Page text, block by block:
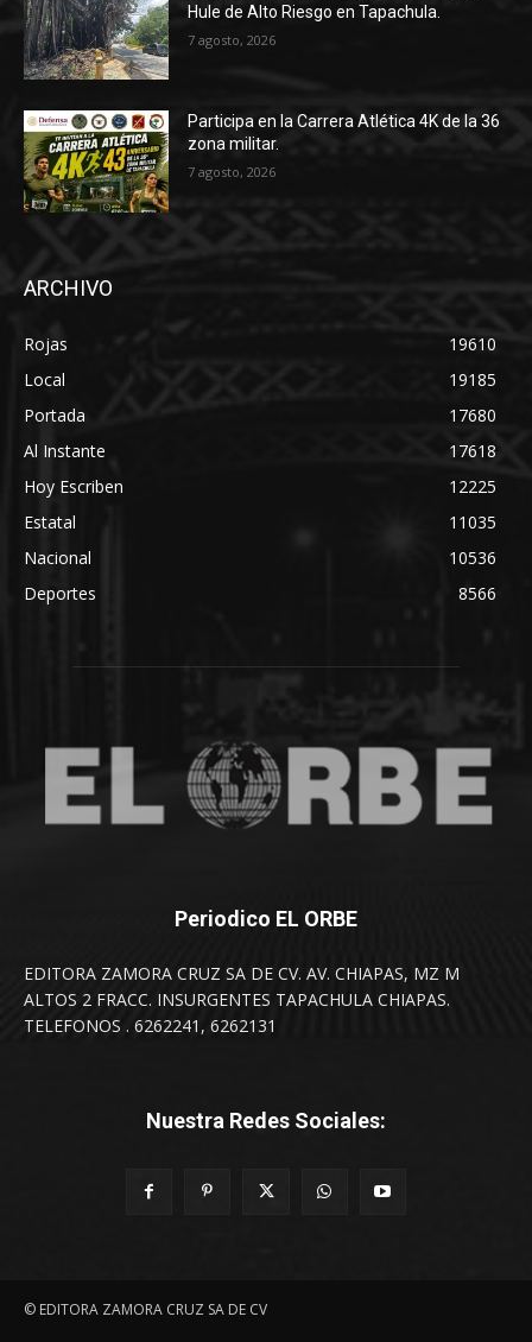
Hule de Alto Riesgo en Tapachula.
7 agosto, 2026
Participa en la Carrera Atlética 4K de la 36
zona militar.
7 agosto, 2026
ARCHIVO
Rojas
19610
Local
19185
Portada
17680
Al Instante
17618
Hoy Escriben
12225
Estatal
11035
Nacional
10536
Deportes
8566
Periodico EL ORBE
EDITORA ZAMORA CRUZ SA DE CV. AV. CHIAPAS, MZ M
ALTOS 2 FRACC. INSURGENTES TAPACHULA CHIAPAS.
TELEFONOS . 6262241, 6262131
Nuestra Redes Sociales:
© EDITORA ZAMORA CRUZ SA DE CV